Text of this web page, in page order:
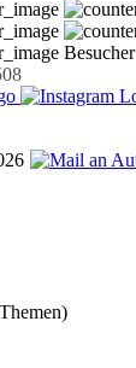
Besucher